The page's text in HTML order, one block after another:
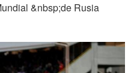
&nbsp;de Rusia